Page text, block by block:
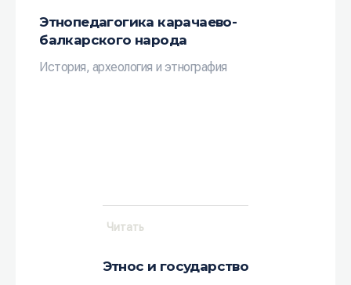
Этнопедагогика карачаево-
балкарского народа
История, археология и этнография
Этнос и государство
Читать